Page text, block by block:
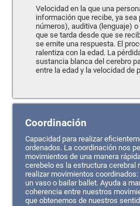
Velocidad en la que una
información que recibe, ya sea
números), auditiva (lenguaje)
que se tarda desde que se
se emite una respuesta. El
ralentiza con la edad. La
sustancia blanca del cerebro
entre la edad y la velocidad de
Coordinación
Capacidad para realizar
ordenados. La coordinación nos
movimientos de una manera
cerebelo es la estructura cerebral
realizar movimientos
un vaso o bailar ballet. Ayuda a
coherencia entre nuestros
que obtenemos de nuestros